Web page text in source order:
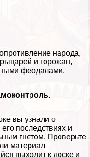
народа,
и горожан,
феодалами.
вы узнали о
последствиях и
гнетом. Проверьте
материал
выходит к доске и